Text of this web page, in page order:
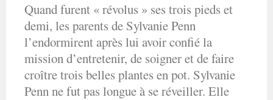
Quand furent « révolus » ses trois pieds et
demi, les parents de Sylvanie Penn
l’endormirent après lui avoir confié la
mission d’entretenir, de soigner et de faire
croître trois belles plantes en pot. Sylvanie
Penn ne fut pas longue à se réveiller. Elle